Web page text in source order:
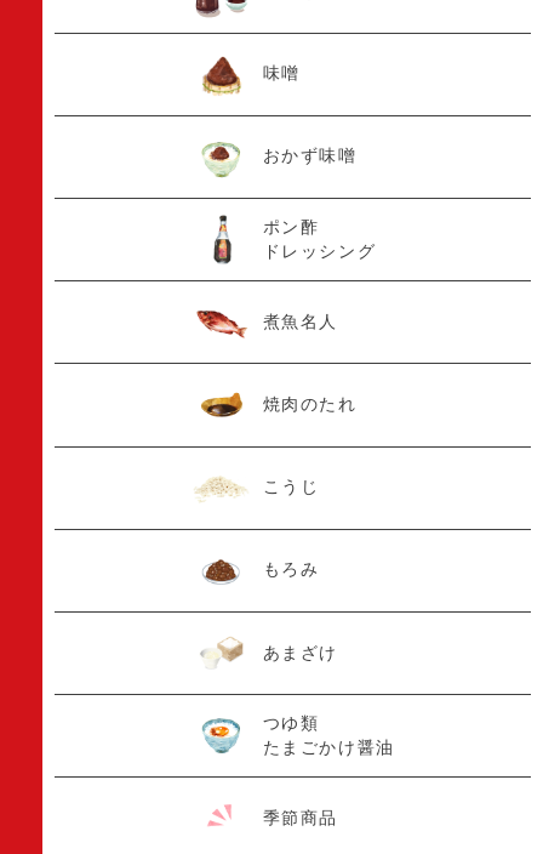
味噌
おかず味噌
ポン酢
ドレッシング
煮魚名人
焼肉のたれ
こうじ
もろみ
あまざけ
つゆ類
たまごかけ醤油
季節商品